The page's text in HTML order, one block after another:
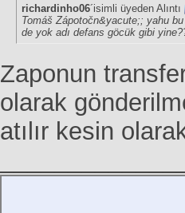
richardinho06´isimli üyeden Alıntı
Tomáš Zápotočn&yacute;; yahu
de yok adı defans göcük gibi
Zaponun
olarak
atılır kesin